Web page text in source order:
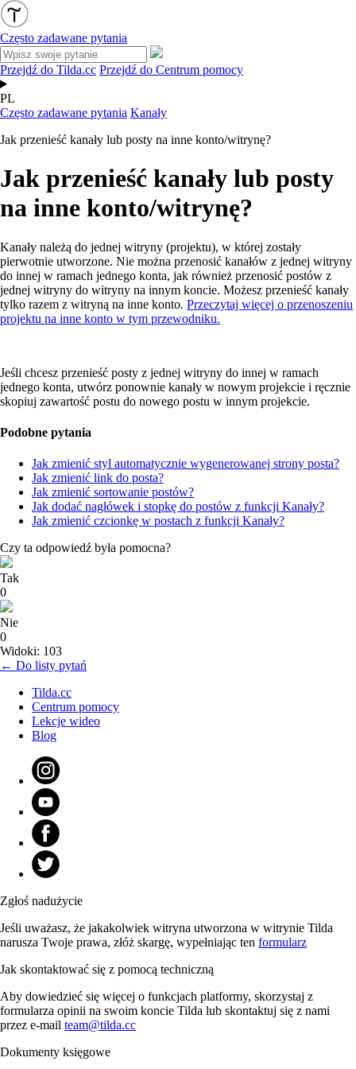
Często zadawane pytania
Przejdź do Tilda.cc Przejdź do Centrum pomocy
PL
Często zadawane pytania Kanały
Jak przenieść kanały lub posty na inne konto/witrynę?
Jak przenieść kanały lub posty
na inne konto/witrynę?
Kanały należą do jednej witryny (projektu), w której zostały
pierwotnie utworzone. Nie można przenosić kanałów z jednej witryny
do innej w ramach jednego konta, jak również przenosić postów z
jednej witryny do witryny na innym koncie. Możesz przenieść kanały
tylko razem z witryną na inne konto. Przeczytaj więcej o przenoszeniu
projektu na inne konto w tym przewodniku.
Jeśli chcesz przenieść posty z jednej witryny do innej w ramach
jednego konta, utwórz ponownie kanały w nowym projekcie i ręcznie
skopiuj zawartość postu do nowego postu w innym projekcie.
Podobne pytania
Jak zmienić styl automatycznie wygenerowanej strony posta?
Jak zmienić link do posta?
Jak zmienić sortowanie postów?
Jak dodać nagłówek i stopkę do postów z funkcji Kanały?
Jak zmienić czcionkę w postach z funkcji Kanały?
Czy ta odpowiedź była pomocna?
Tak
0
Nie
0
Widoki: 103
← Do listy pytań
Tilda.cc
Centrum pomocy
Lekcje wideo
Blog
Zgłoś nadużycie
Jeśli uważasz, że jakakolwiek witryna utworzona w witrynie Tilda
narusza Twoje prawa, złóż skargę, wypełniając ten formularz
Jak skontaktować się z pomocą techniczną
Aby dowiedzieć się więcej o funkcjach platformy, skorzystaj z
formularza opinii na swoim koncie Tilda lub skontaktuj się z nami
przez e-mail team@tilda.cc
Dokumenty księgowe